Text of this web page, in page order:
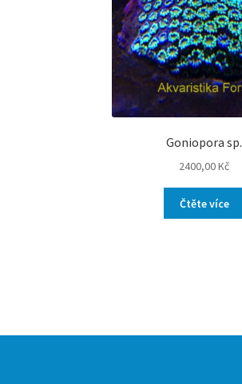
Goniopora sp.
2400,00Kč
Čtěte více